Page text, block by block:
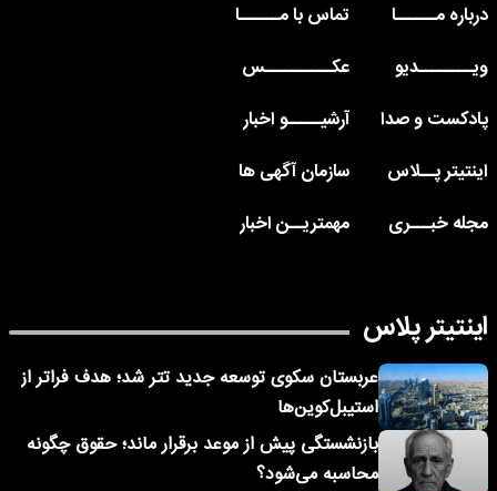
درباره مــــــا
تماس با مــــــا
ویــــــــدیو
عکــــــــــس
پادکست و صدا
آرشیـــــو اخبار
اینتیتر پــلاس
سازمان آگهی ها
مجله خبـــری
مهمتریــن اخبار
اینتیتر پلاس
عربستان سکوی توسعه جدید تتر شد؛ هدف فراتر از
استیبل‌کوین‌ها
بازنشستگی پیش از موعد برقرار ماند؛ حقوق چگونه
محاسبه می‌شود؟